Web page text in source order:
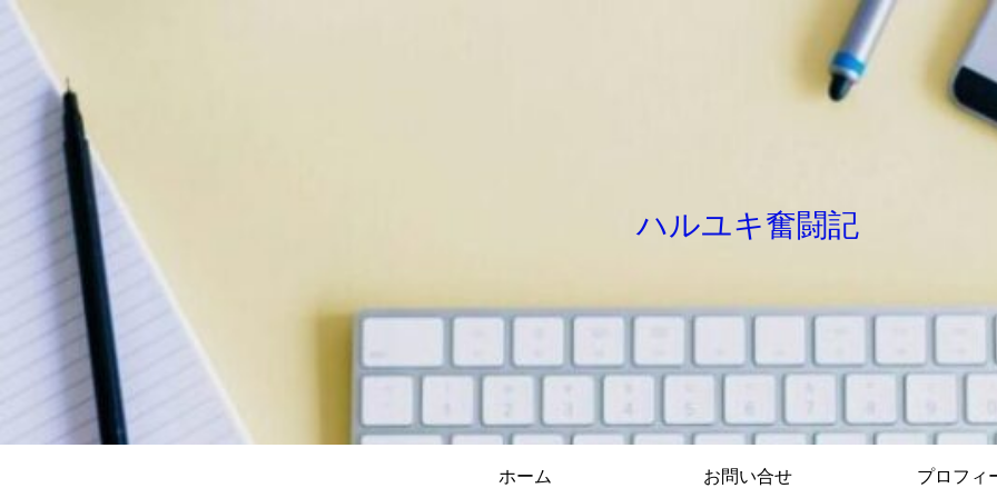
ハルユキ奮闘記
ホーム お問い合せ プロフィ